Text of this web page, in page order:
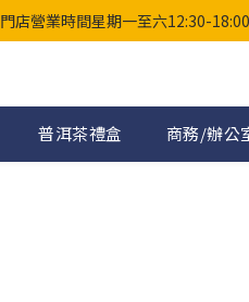
門店營業時間星期一至六12:30-
普洱茶禮盒 商務/辦公